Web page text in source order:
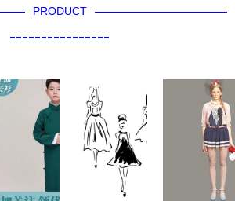
PRODUCT
----------------